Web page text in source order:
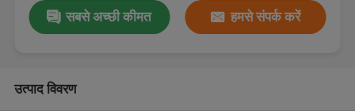
सबसे अच्छी कीमत हमसे संपर्क करें
उत्पाद विवरण